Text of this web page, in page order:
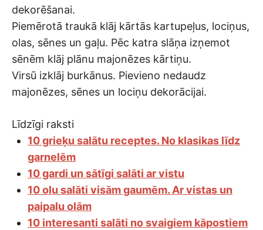
dekorēšanai.
Piemērotā traukā klāj kārtās kartupeļus, lociņus,
olas, sēnes un gaļu. Pēc katra slāņa izņemot
sēnēm klāj plānu majonēzes kārtiņu.
Virsū izklāj burkānus. Pievieno nedaudz
majonēzes, sēnes un lociņu dekorācijai.
Līdzīgi raksti
10 grieķu salātu receptes. No klasikas līdz
garnelēm
10 gardi un sātīgi salāti ar vistu
10 olu salāti visām gaumēm. Ar vistas un
paipalu olām
10 interesanti salāti no svaigiem kāpostiem